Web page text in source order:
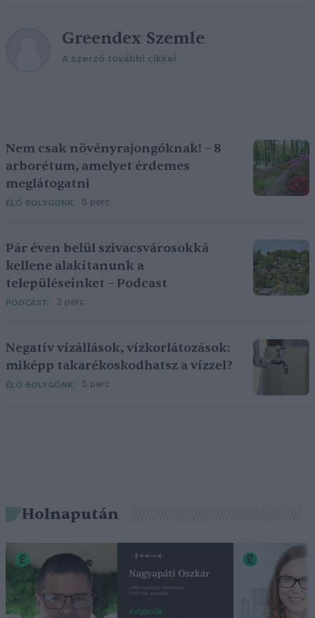
Greendex Szemle
A szerző további cikkei
Nem csak növényrajongóknak! – 8
arborétum, amelyet érdemes
meglátogatni
ÉLŐ BOLYGÓNK 5 perc
Pár éven belül szivacsvárosokká
kellene alakítanunk a
településeinket – Podcast
PODCAST 2 perc
Negatív vízállások, vízkorlátozások:
miképp takarékoskodhatsz a vízzel?
ÉLŐ BOLYGÓNK 5 perc
Holnapután